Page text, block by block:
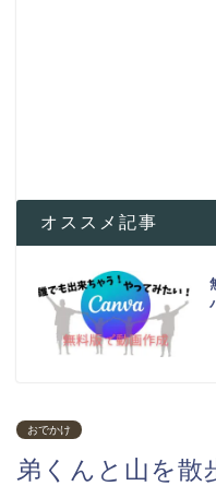
オススメ記事
おでかけ
弟くんと山を散